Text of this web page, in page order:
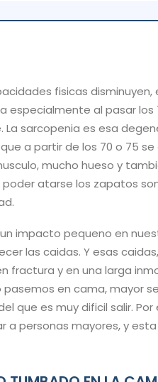
fisicas disminuyen,
especialmente al pasar
sarcopenia es esa
a partir de los 70 o 75
mucho hueso y
atarse los zapatos
impacto pequeno en
las caidas. Y esas
fractura y en una larga
en cama, mayor
que es muy dificil salir.
a personas mayores, y